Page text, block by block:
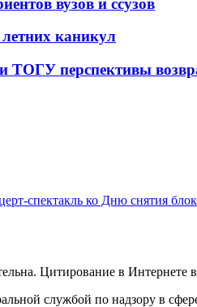
каникул
ТОГУ перспективы
спектакль ко Дню снятия
Цитирование в
службой по надзору в